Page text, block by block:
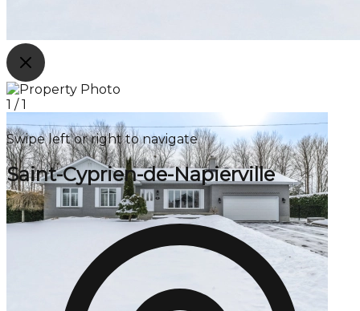
1 /1
Swipe left or right to navigate
Saint-Cyprien-de-Napierville